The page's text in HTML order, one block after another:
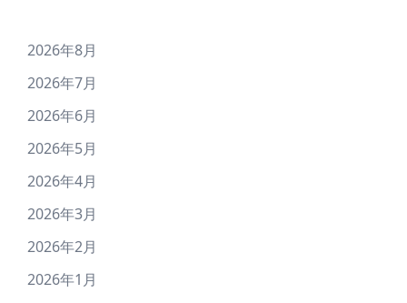
2026年8月
2026年7月
2026年6月
2026年5月
2026年4月
2026年3月
2026年2月
2026年1月